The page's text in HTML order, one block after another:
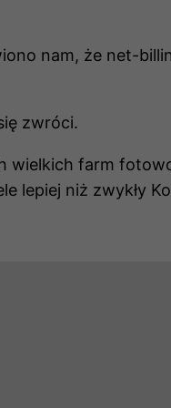
nam, że net-
zwróci.
wielkich farm
lepiej niż zwykły